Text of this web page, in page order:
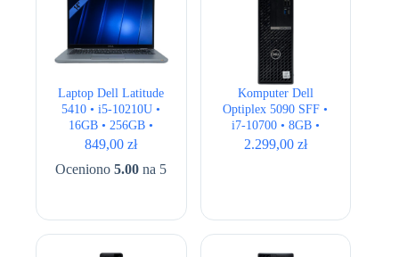
Laptop Dell Latitude
5410 • i5-10210U •
16GB • 256GB •
UHD 620 • 14 ” Full
849,00zł
Oceniono5.00 na 5
Komputer Dell
Optiplex 5090 SFF •
i7-10700 • 8GB •
256GB • UHD 630
2.299,00 zł